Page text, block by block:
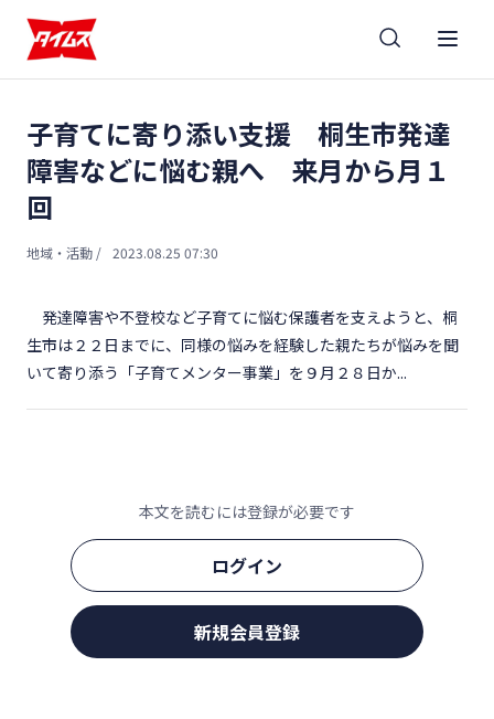
子育てに寄り添い支援 桐生市発達
障害などに悩む親へ 来月から月１
回
地域・活動 / 2023.08.25 07:30
発達障害や不登校など子育てに悩む保護者を支えようと、桐
生市は２２日までに、同様の悩みを経験した親たちが悩みを聞
いて寄り添う「子育てメンター事業」を９月２８日か...
本文を読むには登録が必要です
ログイン
新規会員登録